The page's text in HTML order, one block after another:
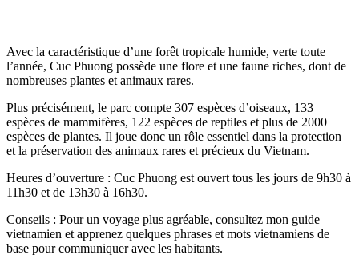
Avec la caractéristique d’une forêt tropicale humide, verte toute
l’année, Cuc Phuong possède une flore et une faune riches, dont de
nombreuses plantes et animaux rares.
Plus précisément, le parc compte 307 espèces d’oiseaux, 133
espèces de mammifères, 122 espèces de reptiles et plus de 2000
espèces de plantes. Il joue donc un rôle essentiel dans la protection
et la préservation des animaux rares et précieux du Vietnam.
Heures d’ouverture : Cuc Phuong est ouvert tous les jours de 9h30 à
11h30 et de 13h30 à 16h30.
Conseils : Pour un voyage plus agréable, consultez mon guide
vietnamien et apprenez quelques phrases et mots vietnamiens de
base pour communiquer avec les habitants.